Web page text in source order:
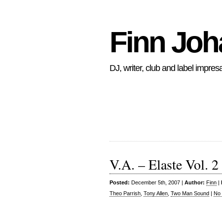
Finn
DJ, writer, club and label
V.A. – Elaste Vol.
Posted: December 5th, 2007 | Author: Finn |
Theo Parrish Tony Allen Two Man Sound | No